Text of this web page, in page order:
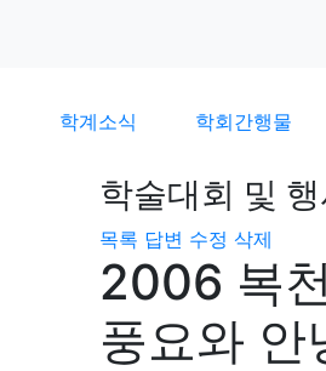
학계소식 학회간행물
학술대회 및
목록 답변 수정 삭제
2006 복
풍요와